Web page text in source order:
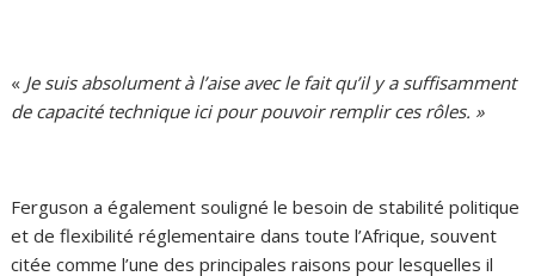
« Je suis absolument à l’aise avec le fait qu’il y a suffisamment
de capacité technique ici pour pouvoir remplir ces rôles. »
Ferguson a également souligné le besoin de stabilité politique
et de flexibilité réglementaire dans toute l’Afrique, souvent
citée comme l’une des principales raisons pour lesquelles il